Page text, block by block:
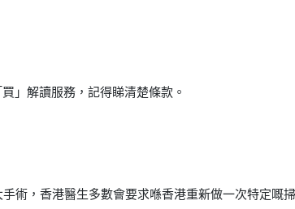
」解讀服務，記得睇清楚條款。
術，香港醫生多數會要求喺香港重新做一次特定嘅